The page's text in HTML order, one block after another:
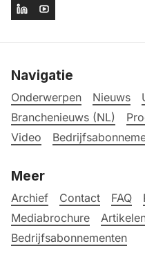
Navigatie
Onderwerpen Nieuws
Branchenieuws (NL)
Video
Meer
Archief Contact FAQ
Mediabrochure
Bedrijfsabonnementen